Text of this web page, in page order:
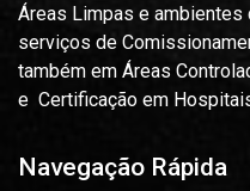
Áreas Limpas e
serviços de
também em Áreas
e Certificação em
Navegação Rápida